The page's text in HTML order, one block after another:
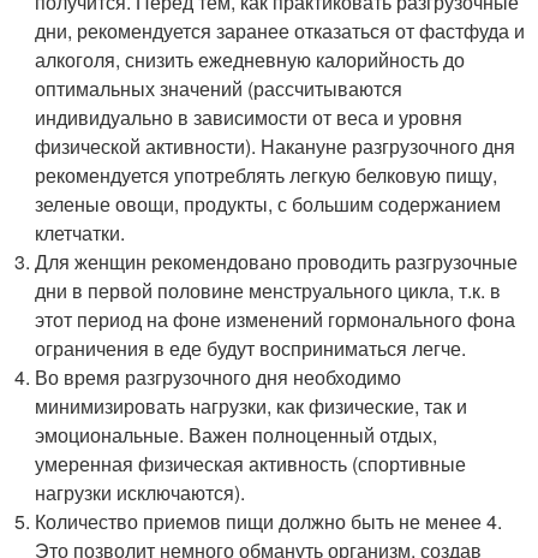
дни, рекомендуется заранее отказаться от фастфуда и
алкоголя, снизить ежедневную калорийность до
оптимальных значений (рассчитываются
индивидуально в зависимости от веса и уровня
физической активности). Накануне разгрузочного дня
рекомендуется употреблять легкую белковую пищу,
зеленые овощи, продукты, с большим содержанием
клетчатки.
Для женщин рекомендовано проводить разгрузочные
дни в первой половине менструального цикла, т.к. в
этот период на фоне изменений гормонального фона
ограничения в еде будут восприниматься легче.
Во время разгрузочного дня необходимо
минимизировать нагрузки, как физические, так и
эмоциональные. Важен полноценный отдых,
умеренная физическая активность (спортивные
нагрузки исключаются).
Количество приемов пищи должно быть не менее 4.
Это позволит немного обмануть организм, создав